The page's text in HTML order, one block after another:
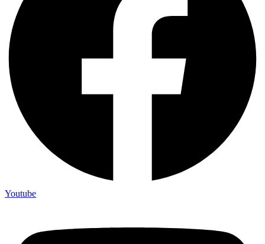
Youtube